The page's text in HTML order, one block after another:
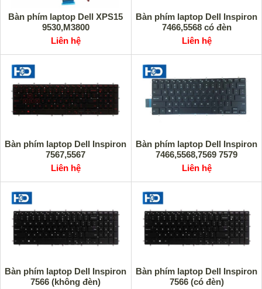
Bàn phím laptop Dell XPS15
9530,M3800
Liên hệ
Bàn phím laptop Dell Inspiron
7466,5568 có đèn
Liên hệ
Bàn phím laptop Dell Inspiron
7567,5567
Liên hệ
Bàn phím laptop Dell Inspiron
7466,5568,7569 7579
Liên hệ
Bàn phím laptop Dell Inspiron
7566 (không đèn)
Bàn phím laptop Dell Inspiron
7566 (có đèn)